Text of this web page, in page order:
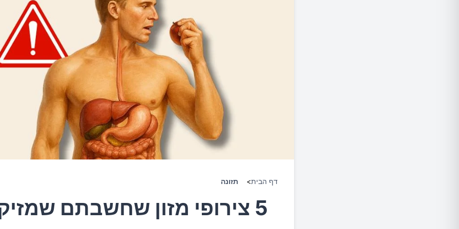
דף הבית> תזונה
5 צירופי מזון שחשבתם